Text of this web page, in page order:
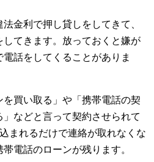
金利で押し貸しをしてきて、
てきます。放っておくと嫌が
話をしてくることがありま
買い取る」や「携帯電話の契
などと言って契約させられて
まれるだけで連絡が取れなくな
電話のローンが残ります。